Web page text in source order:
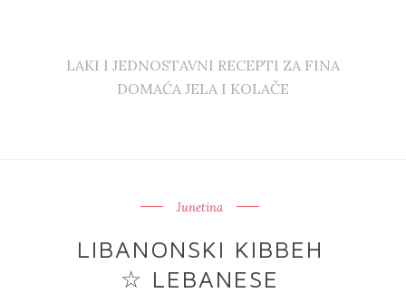
LAKI I JEDNOSTAVNI RECEPTI ZA FINA
DOMAĆA JELA I KOLAČE
Junetina
LIBANONSKI KIBBEH
☆ LEBANESE